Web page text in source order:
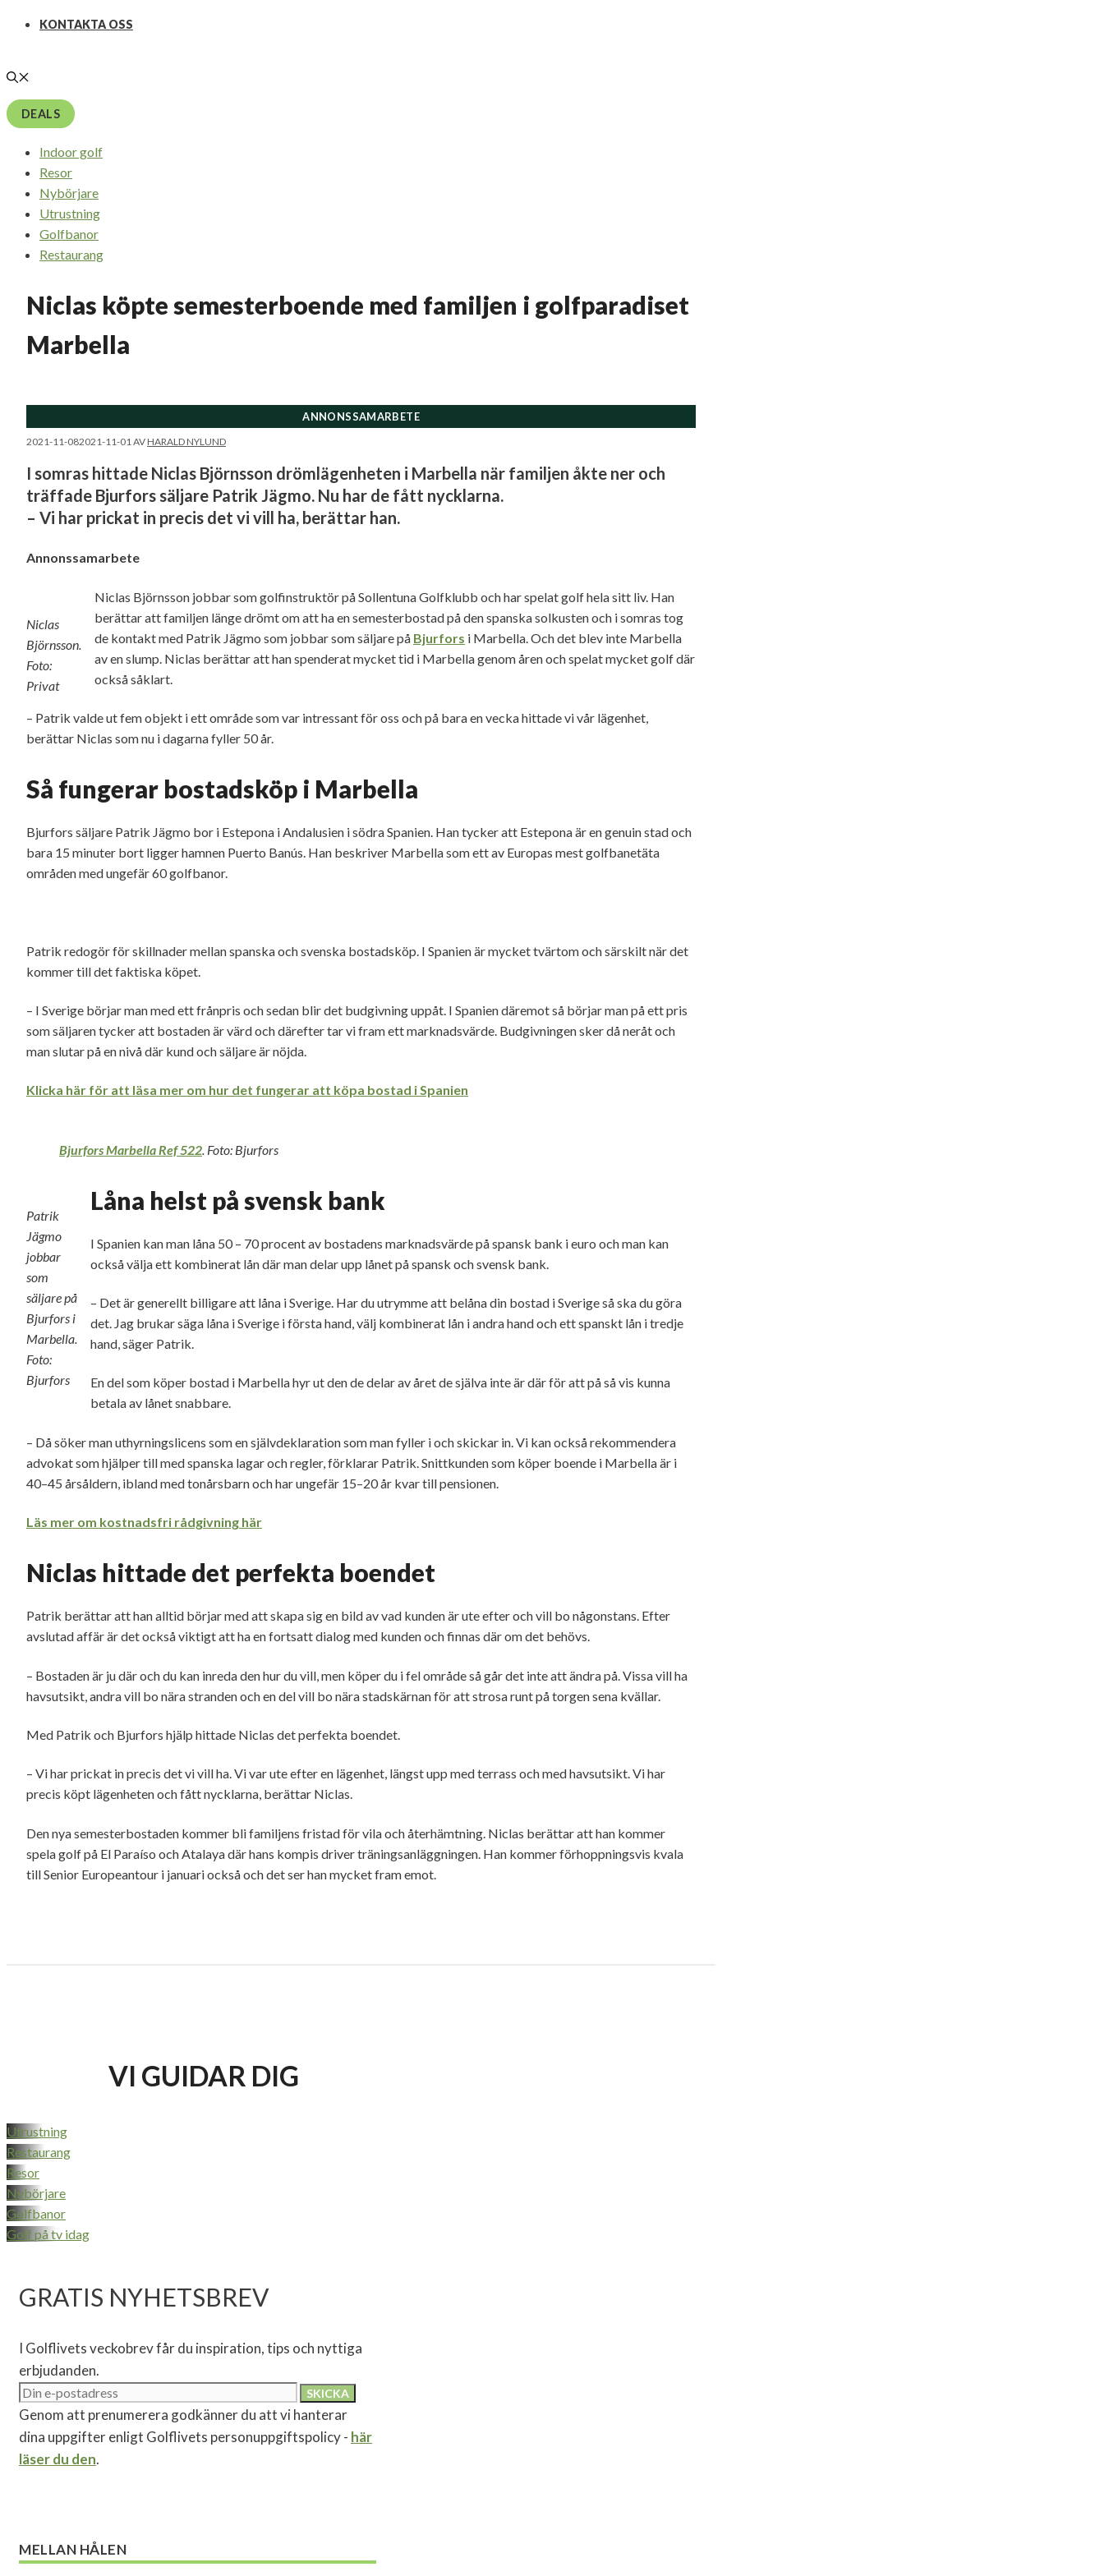
KONTAKTA OSS
DEALS
Indoor golf
Resor
Nybörjare
Utrustning
Golfbanor
Restaurang
Niclas köpte semesterboende med familjen i golfparadiset
Marbella
ANNONSSAMARBETE
2021-11-082021-11-01 AVHARALD NYLUND
I somras hittade Niclas Björnsson drömlägenheten i Marbella när familjen åkte ner och
träffade Bjurfors säljare Patrik Jägmo. Nu har de fått nycklarna.
– Vi har prickat in precis det vi vill ha, berättar han.
Annonssamarbete
Niclas
Björnsson.
Foto:
Privat
Niclas Björnsson jobbar som golfinstruktör på Sollentuna Golfklubb och har spelat golf hela sitt liv. Han
berättar att familjen länge drömt om att ha en semesterbostad på den spanska solkusten och i somras tog
de kontakt med Patrik Jägmo som jobbar som säljare på Bjurfors i Marbella. Och det blev inte Marbella
av en slump. Niclas berättar att han spenderat mycket tid i Marbella genom åren och spelat mycket golf där
också såklart.
– Patrik valde ut fem objekt i ett område som var intressant för oss och på bara en vecka hittade vi vår lägenhet,
berättar Niclas som nu i dagarna fyller 50 år.
Så fungerar bostadsköp i Marbella
Bjurfors säljare Patrik Jägmo bor i Estepona i Andalusien i södra Spanien. Han tycker att Estepona är en genuin stad och
bara 15 minuter bort ligger hamnen Puerto Banús. Han beskriver Marbella som ett av Europas mest golfbanetäta
områden med ungefär 60 golfbanor.
Patrik redogör för skillnader mellan spanska och svenska bostadsköp. I Spanien är mycket tvärtom och särskilt när det
kommer till det faktiska köpet.
– I Sverige börjar man med ett frånpris och sedan blir det budgivning uppåt. I Spanien däremot så börjar man på ett pris
som säljaren tycker att bostaden är värd och därefter tar vi fram ett marknadsvärde. Budgivningen sker då neråt och
man slutar på en nivå där kund och säljare är nöjda.
Klicka här för att läsa mer om hur det fungerar att köpa bostad i Spanien
Bjurfors Marbella Ref 522 . Foto: Bjurfors
Patrik
Jägmo
jobbar
som
säljare på
Bjurfors i
Marbella.
Foto:
Bjurfors
Låna helst på svensk bank
I Spanien kan man låna 50 – 70 procent av bostadens marknadsvärde på spansk bank i euro och man kan
också välja ett kombinerat lån där man delar upp lånet på spansk och svensk bank.
– Det är generellt billigare att låna i Sverige. Har du utrymme att belåna din bostad i Sverige så ska du göra
det. Jag brukar säga låna i Sverige i första hand, välj kombinerat lån i andra hand och ett spanskt lån i tredje
hand, säger Patrik.
En del som köper bostad i Marbella hyr ut den de delar av året de själva inte är där för att på så vis kunna
betala av lånet snabbare.
– Då söker man uthyrningslicens som en självdeklaration som man fyller i och skickar in. Vi kan också rekommendera
advokat som hjälper till med spanska lagar och regler, förklarar Patrik. Snittkunden som köper boende i Marbella är i
40–45 årsåldern, ibland med tonårsbarn och har ungefär 15–20 år kvar till pensionen.
Läs mer om kostnadsfri rådgivning här
Niclas hittade det perfekta boendet
Patrik berättar att han alltid börjar med att skapa sig en bild av vad kunden är ute efter och vill bo någonstans. Efter
avslutad affär är det också viktigt att ha en fortsatt dialog med kunden och finnas där om det behövs.
– Bostaden är ju där och du kan inreda den hur du vill, men köper du i fel område så går det inte att ändra på. Vissa vill ha
havsutsikt, andra vill bo nära stranden och en del vill bo nära stadskärnan för att strosa runt på torgen sena kvällar.
Med Patrik och Bjurfors hjälp hittade Niclas det perfekta boendet.
– Vi har prickat in precis det vi vill ha. Vi var ute efter en lägenhet, längst upp med terrass och med havsutsikt. Vi har
precis köpt lägenheten och fått nycklarna, berättar Niclas.
Den nya semesterbostaden kommer bli familjens fristad för vila och återhämtning. Niclas berättar att han kommer
spela golf på El Paraíso och Atalaya där hans kompis driver träningsanläggningen. Han kommer förhoppningsvis kvala
till Senior Europeantour i januari också och det ser han mycket fram emot.
VI GUIDAR DIG
Utrustning
Restaurang
Resor
Nybörjare
Golfbanor
Golf på tv idag
GRATIS NYHETSBREV
I Golflivets veckobrev får du inspiration, tips och nyttiga
erbjudanden.
Genom att prenumerera godkänner du att vi hanterar
dina uppgifter enligt Golflivets personuppgiftspolicy - här
läser du den.
MELLAN HÅLEN